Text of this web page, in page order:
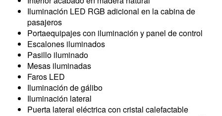
Iluminación LED RGB adicional en la cabina de
pasajeros
Portaequipajes con iluminación y panel de control
Escalones iluminados
Pasillo iluminado
Mesas iluminadas
Faros LED
Iluminación de gálibo
Iluminación lateral
Puerta lateral eléctrica con cristal calefactable